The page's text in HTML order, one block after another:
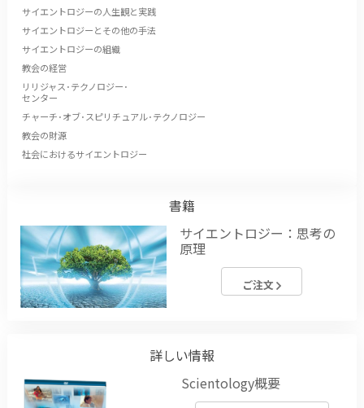
サイエントロジーの人生観と実践
サイエントロジーとその他の手法
サイエントロジーの組織
教会の経営
リリジャス･テクノロジー･
センター
チャーチ･オブ･スピリチュアル･テクノロジー
教会の財源
社会におけるサイエントロジー
書籍
サイエントロジー：思考の
原理
ご注文
詳しい情報
Scientology概要